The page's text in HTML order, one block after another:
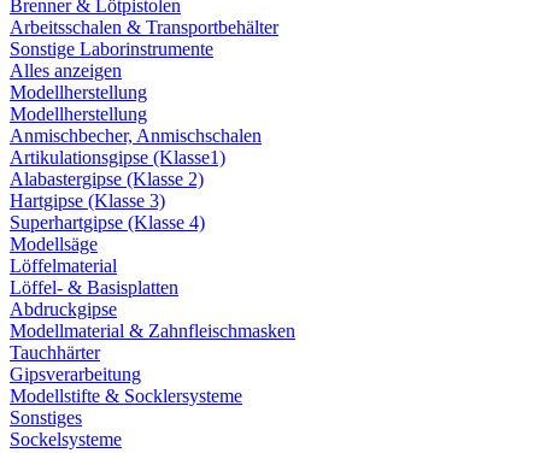
Brenner & Lötpistolen
Arbeitsschalen & Transportbehälter
Sonstige Laborinstrumente
Alles anzeigen
Modellherstellung
Modellherstellung
Anmischbecher, Anmischschalen
Artikulationsgipse (Klasse1)
Alabastergipse (Klasse 2)
Hartgipse (Klasse 3)
Superhartgipse (Klasse 4)
Modellsäge
Löffelmaterial
Löffel- & Basisplatten
Abdruckgipse
Modellmaterial & Zahnfleischmasken
Tauchhärter
Gipsverarbeitung
Modellstifte & Socklersysteme
Sonstiges
Sockelsysteme